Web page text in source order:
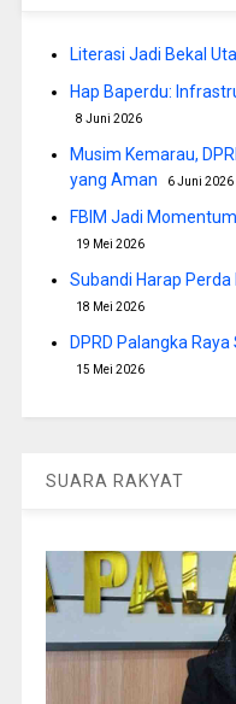
Literasi Jadi Bekal
Hap Baperdu:
8 Juni 2026
Musim Kemarau,
yang Aman
6 Juni 2026
FBIM Jadi
19 Mei 2026
Subandi Harap
18 Mei 2026
DPRD Palangka
15 Mei 2026
SUARA RAKYAT